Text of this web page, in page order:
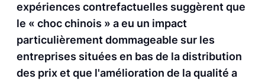
expériences contrefactuelles suggèrent que
le « choc chinois » a eu un impact
particulièrement dommageable sur les
entreprises situées en bas de la distribution
des prix et que l'amélioration de la qualité a